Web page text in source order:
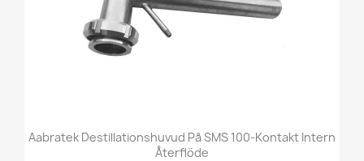
Aabratek Destillationshuvud På SMS 100-Kontakt Intern
Återflöde